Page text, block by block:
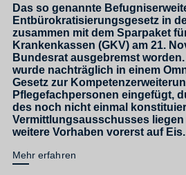
Das so genannte
Entbürokratisierungsgesetz in
zusammen mit dem Sparpaket
Krankenkassen (GKV) am 21.
Bundesrat ausgebremst worden.
wurde nachträglich in einem
Gesetz zur
Pflegefachpersonen eingefügt,
des noch nicht einmal
Vermittlungsausschusses
weitere Vorhaben vorerst auf Eis.
Mehr erfahren